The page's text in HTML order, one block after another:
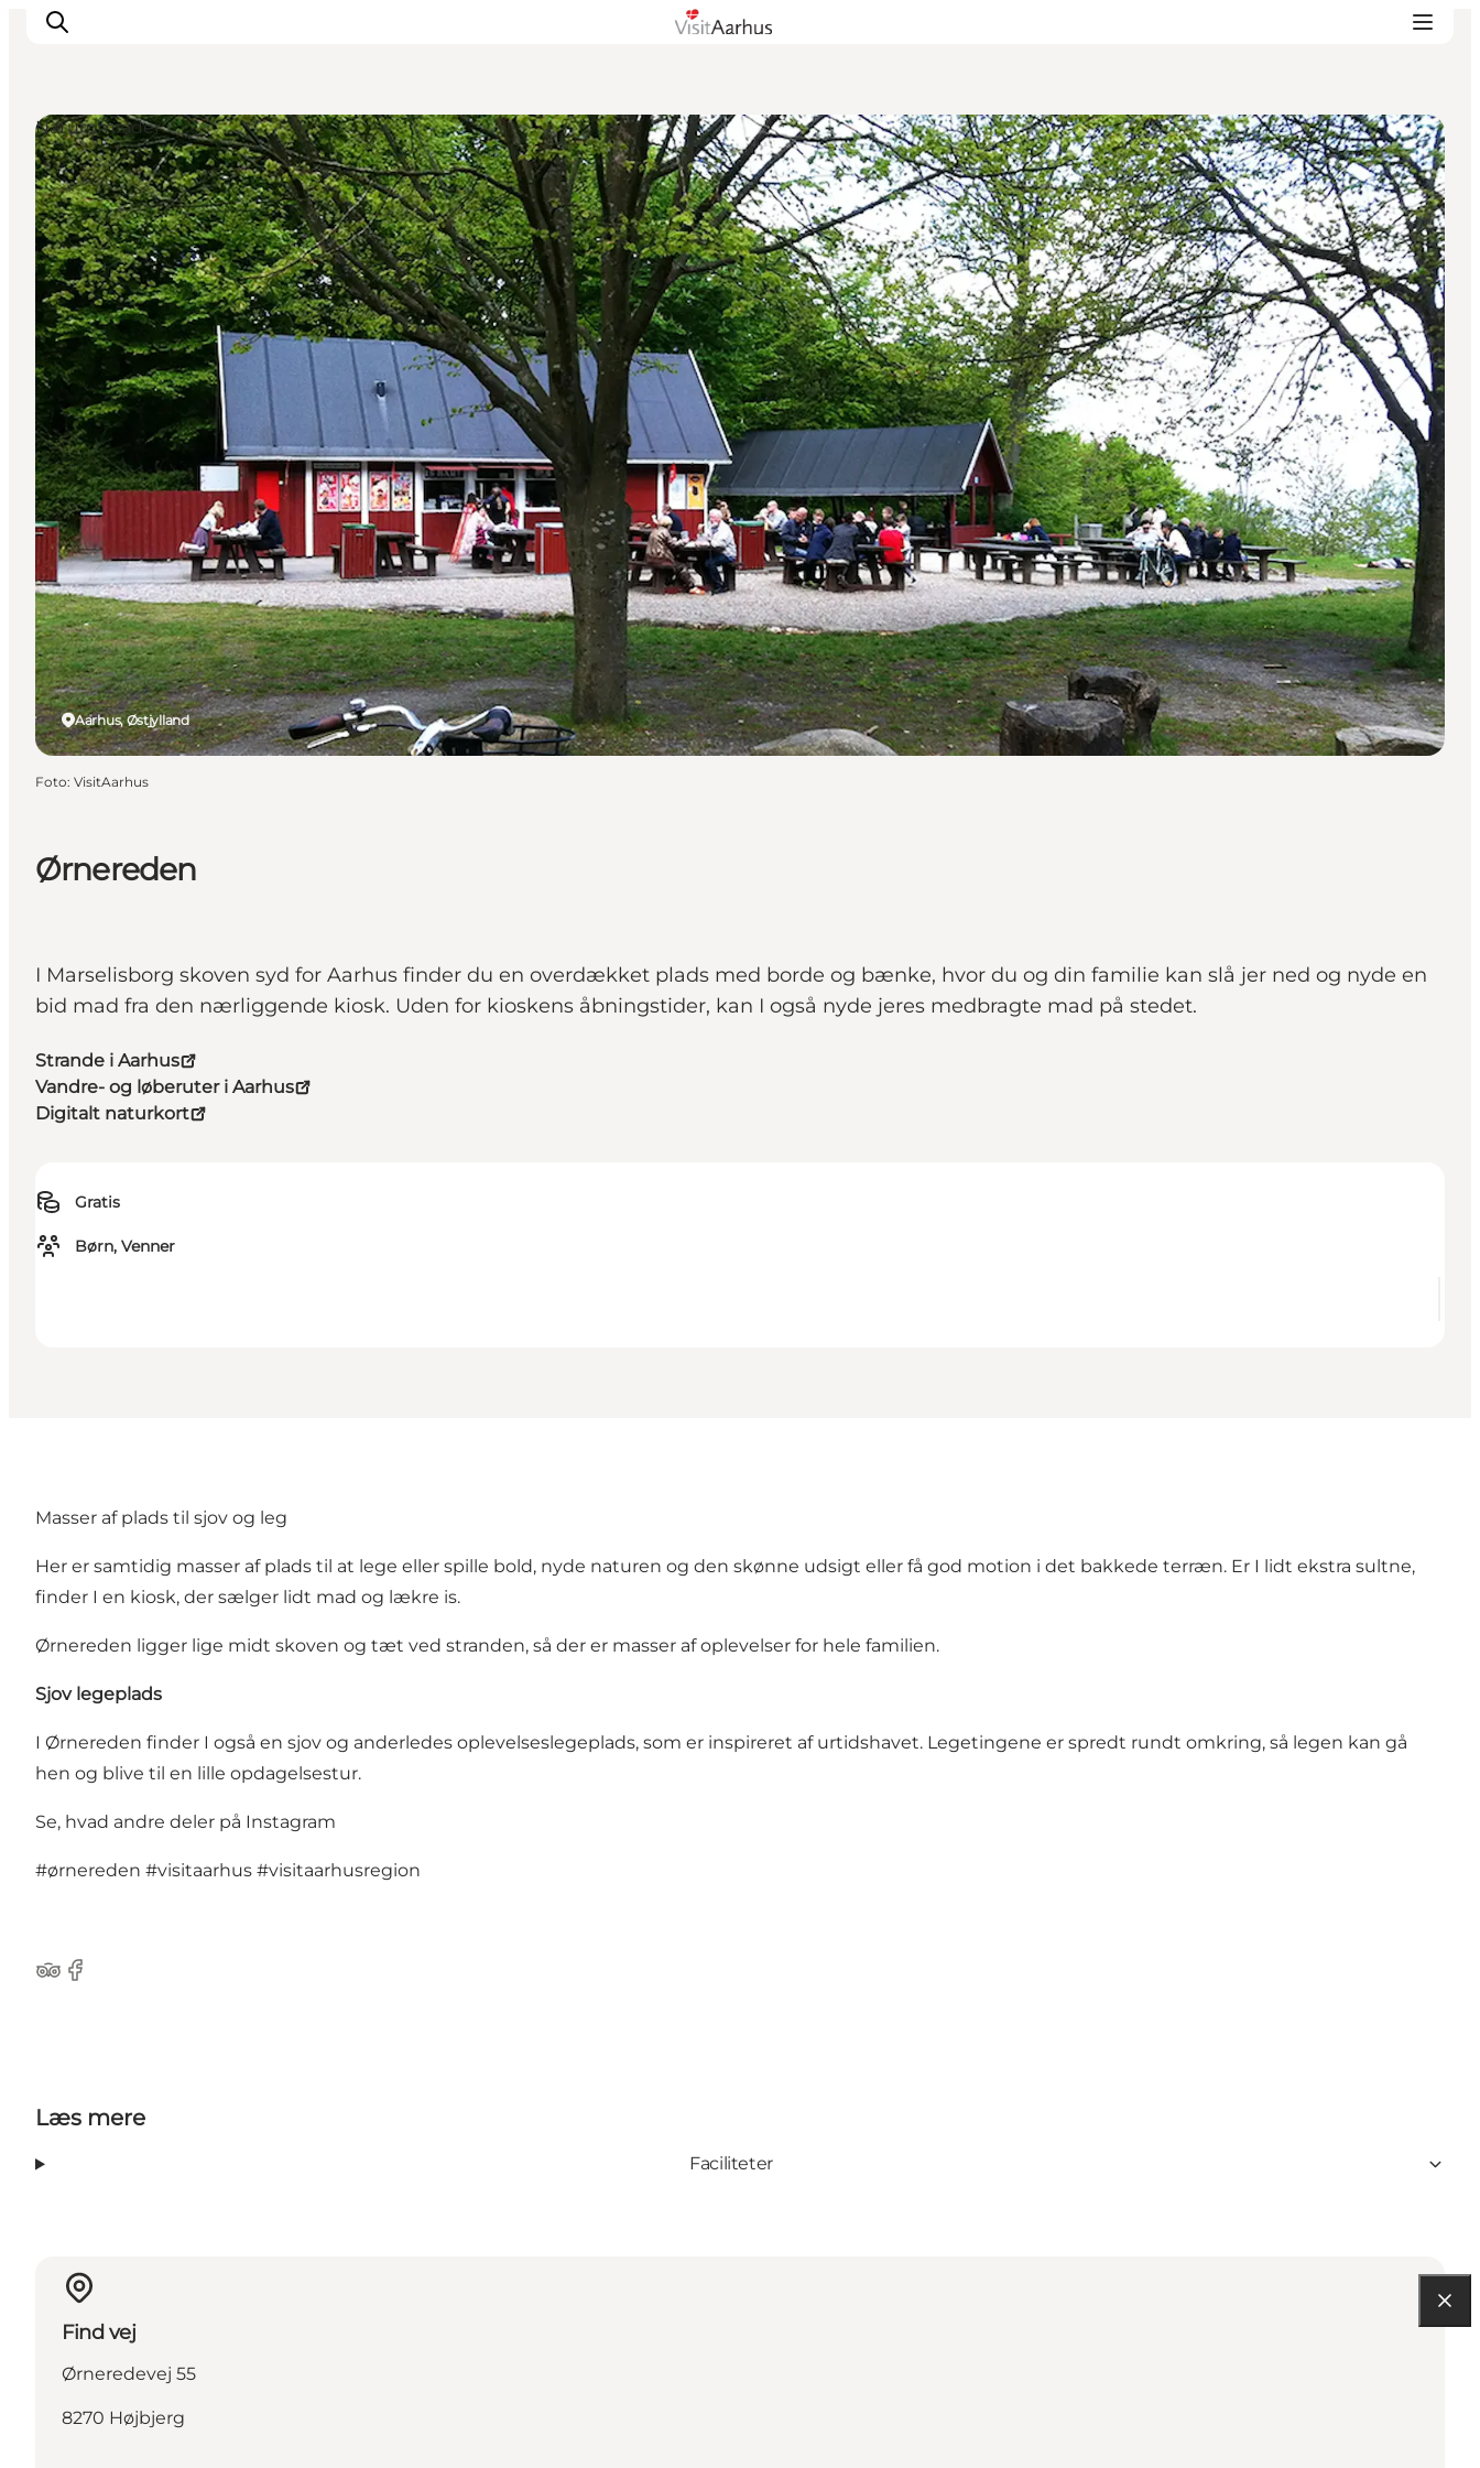
Oplevelser
Kalender
Byer og steder
Planlæg ferien
Transport
Ørnereden
I Marselisborg skoven syd for Aarhus finder du en overdækket plads med borde og bænke, hvor du og din familie kan slå jer ned og nyde en
bid mad fra den nærliggende kiosk. Uden for kioskens åbningstider, kan I også nyde jeres medbragte mad på stedet.
Strande i Aarhus
Vandre- og løberuter i Aarhus
Digitalt naturkort
Gratis
Børn, Venner
Aarhus, Østjylland
Naturområder
Foto: VisitAarhus
Masser af plads til sjov og leg
Her er samtidig masser af plads til at lege eller spille bold, nyde naturen og den skønne udsigt eller få god motion i det bakkede terræn. Er I lidt ekstra sultne,
finder I en kiosk, der sælger lidt mad og lækre is.
Ørnereden ligger lige midt skoven og tæt ved stranden, så der er masser af oplevelser for hele familien.
Sjov legeplads
I Ørnereden finder I også en sjov og anderledes oplevelseslegeplads, som er inspireret af urtidshavet. Legetingene er spredt rundt omkring, så legen kan gå
hen og blive til en lille opdagelsestur.
Se, hvad andre deler på Instagram
#ørnereden #visitaarhus #visitaarhusregion
TripAdvisor
Facebook
Læs mere
Faciliteter
Find vej
Ørneredevej 55
8270 Højbjerg